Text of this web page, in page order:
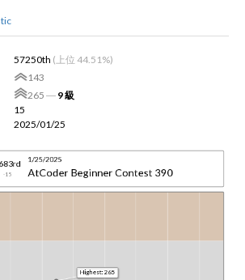
57250th (上位 44.51%)
143
265 ― 9 級
15
2025/01/25